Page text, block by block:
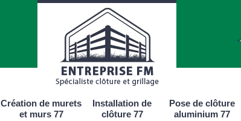
Création de murets
et murs 77
Installation de
clôture 77
Pose de clôture
aluminium 77